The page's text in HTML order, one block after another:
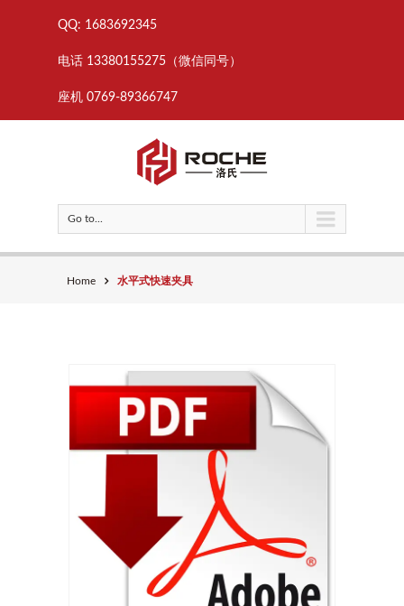
QQ: 1683692345
电话 13380155275（微信同号）
座机 0769-89366747
Go to...
Home 水平式快速夹具